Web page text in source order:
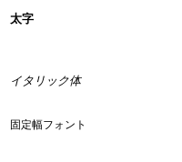
太字
イタリック体
固定幅フォント